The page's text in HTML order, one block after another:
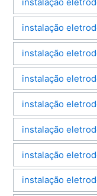
instalação
instalação
instalação
instalação
instalação
instalação
instalação
instalação